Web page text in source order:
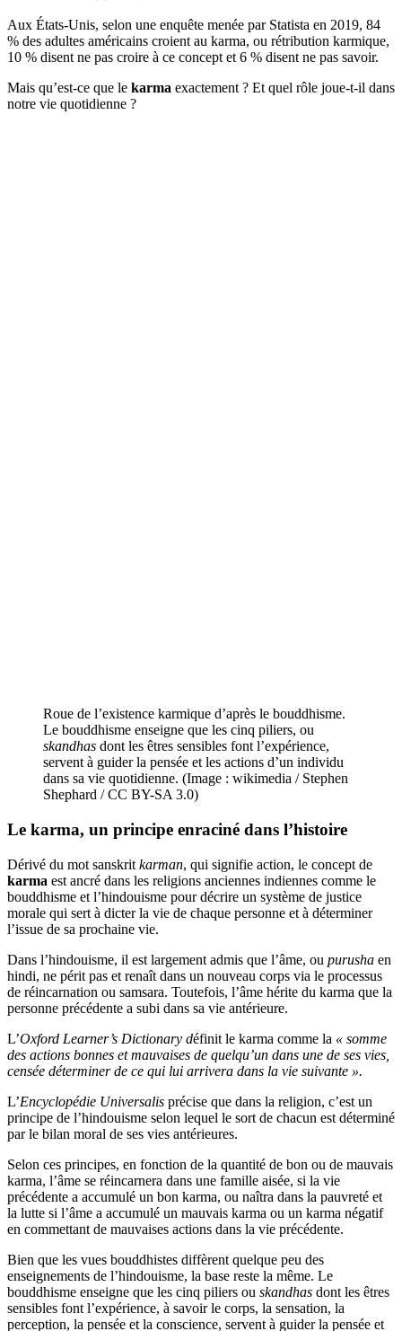
Aux États-Unis, selon une enquête menée par Statista en 2019, 84
% des adultes américains croient au karma, ou rétribution karmique,
10 % disent ne pas croire à ce concept et 6 % disent ne pas savoir.
Mais qu’est-ce que le karma exactement ? Et quel rôle joue-t-il dans
notre vie quotidienne ?
Roue de l’existence karmique d’après le bouddhisme.
Le bouddhisme enseigne que les cinq piliers, ou
skandhas dont les êtres sensibles font l’expérience,
servent à guider la pensée et les actions d’un individu
dans sa vie quotidienne. (Image : wikimedia / Stephen
Shephard / CC BY-SA 3.0)
Le karma, un principe enraciné dans l’histoire
Dérivé du mot sanskrit karman, qui signifie action, le concept de
karma est ancré dans les religions anciennes indiennes comme le
bouddhisme et l’hindouisme pour décrire un système de justice
morale qui sert à dicter la vie de chaque personne et à déterminer
l’issue de sa prochaine vie.
Dans l’hindouisme, il est largement admis que l’âme, ou purusha en
hindi, ne périt pas et renaît dans un nouveau corps via le processus
de réincarnation ou samsara. Toutefois, l’âme hérite du karma que la
personne précédente a subi dans sa vie antérieure.
L’Oxford Learner’s Dictionary définit le karma comme la « somme
des actions bonnes et mauvaises de quelqu’un dans une de ses vies,
censée déterminer de ce qui lui arrivera dans la vie suivante ».
L’Encyclopédie Universalis précise que dans la religion, c’est un
principe de l’hindouisme selon lequel le sort de chacun est déterminé
par le bilan moral de ses vies antérieures.
Selon ces principes, en fonction de la quantité de bon ou de mauvais
karma, l’âme se réincarnera dans une famille aisée, si la vie
précédente a accumulé un bon karma, ou naîtra dans la pauvreté et
la lutte si l’âme a accumulé un mauvais karma ou un karma négatif
en commettant de mauvaises actions dans la vie précédente.
Bien que les vues bouddhistes diffèrent quelque peu des
enseignements de l’hindouisme, la base reste la même. Le
bouddhisme enseigne que les cinq piliers ou skandhas dont les êtres
sensibles font l’expérience, à savoir le corps, la sensation, la
perception, la pensée et la conscience, servent à guider la pensée et